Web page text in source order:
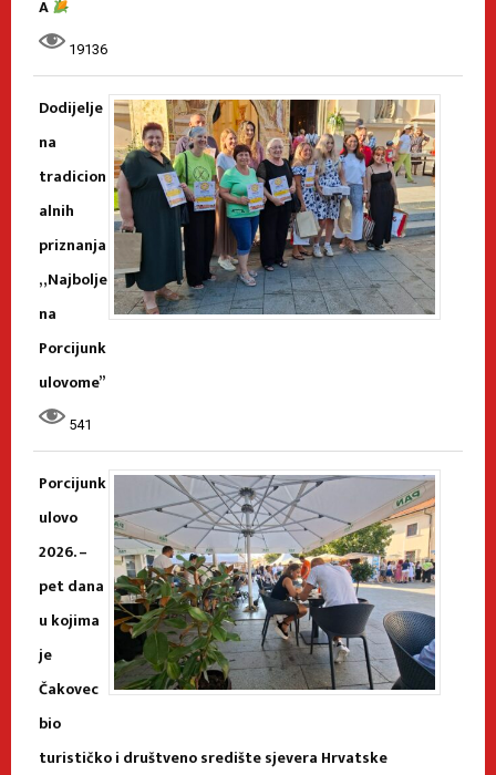
A
19136
Dodijelje
na
tradicion
alnih
priznanja
„Najbolje
na
Porcijunk
ulovome”
541
Porcijunk
ulovo
2026. –
pet dana
u kojima
je
Čakovec
bio
turističko i društveno središte sjevera Hrvatske